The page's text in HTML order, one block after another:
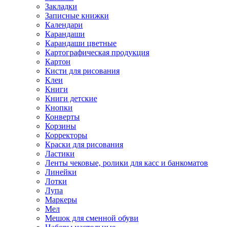
Закладки
Записные книжки
Календари
Карандаши
Карандаши цветные
Картографическая продукция
Картон
Кисти для рисования
Клеи
Книги
Книги детские
Кнопки
Конверты
Корзины
Корректоры
Краски для рисования
Ластики
Ленты чековые, ролики для касс и банкоматов
Линейки
Лотки
Лупа
Маркеры
Мел
Мешок для сменной обуви